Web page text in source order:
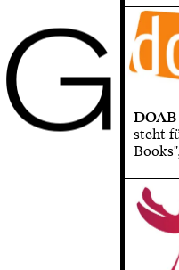
G
DOAB
steht